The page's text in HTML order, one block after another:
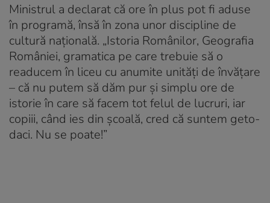
Ministrul a declarat că ore în plus pot fi aduse
în programă, însă în zona unor discipline de
cultură națională. „Istoria Românilor, Geografia
României, gramatica pe care trebuie să o
readucem în liceu cu anumite unități de învățare
– că nu putem să dăm pur și simplu ore de
istorie în care să facem tot felul de lucruri, iar
copiii, când ies din școală, cred că suntem geto-
daci. Nu se poate!”